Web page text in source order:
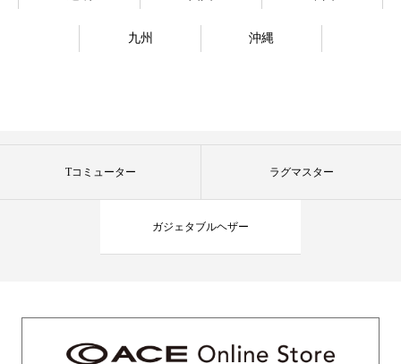
九州 沖縄
Tコミューター ラグマスター
ガジェタブルヘザー